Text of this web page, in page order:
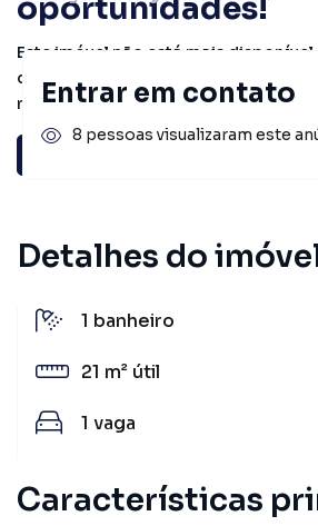
oportunidades!
Este imóvel não está mais
conferir outros em nosso site ou
receber mais informações.
Detalhes do
1 banheiro
21 m² útil
1 vaga
Características
Entrar em contato
8 pessoas visualizaram este